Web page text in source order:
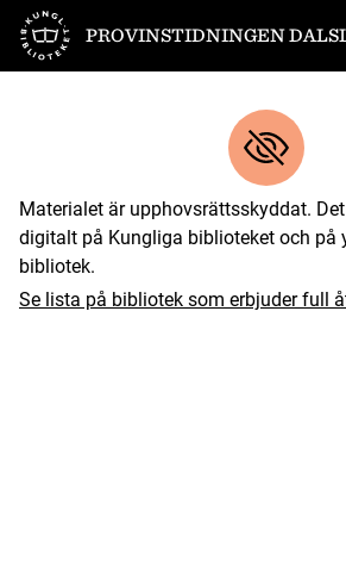
Till startsidan
PROVINSTIDNINGEN
Materialet är upphovsrättsskyddat.
digitalt på Kungliga biblioteket och på
bibliotek.
Se lista på bibliotek som erbjuder full